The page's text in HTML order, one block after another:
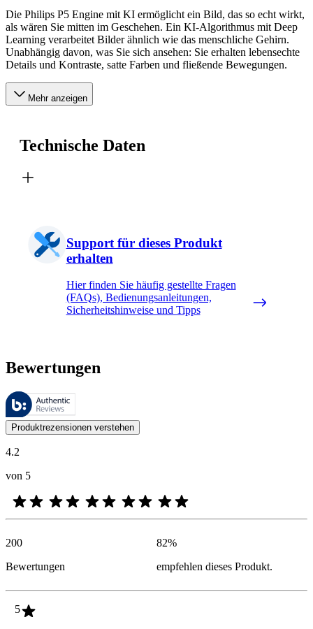
Die Philips P5 Engine mit KI ermöglicht ein Bild, das so echt wirkt,
als wären Sie mitten im Geschehen. Ein KI-Algorithmus mit Deep
Learning verarbeitet Bilder ähnlich wie das menschliche Gehirn.
Unabhängig davon, was Sie sich ansehen: Sie erhalten lebensechte
Details und Kontraste, satte Farben und fließende Bewegungen.
Mehr anzeigen
Technische Daten
Support für dieses Produkt
erhalten
Hier finden Sie häufig gestellte Fragen
(FAQs), Bedienungsanleitungen,
Sicherheitshinweise und Tipps
Bewertungen
Diese Bewertungen werden von Bazaarvoice verwaltet und
Kundenmeinungen in Form von Produkt- und Sternebewertungen
Produktrezensionen verstehen
4.2
von 5
200
Bewertungen
82%
empfehlen dieses Produkt.
5